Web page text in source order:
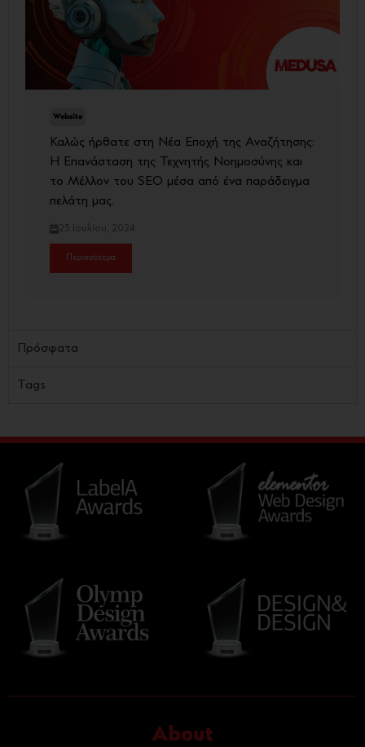
Website
Καλώς ήρθατε στη Νέα Εποχή της Αναζήτησης:
Η Επανάσταση της Τεχνητής Νοημοσύνης και
το Μέλλον του SEO μέσα από ένα παράδειγμα
πελάτη μας.
25 Ιουλίου, 2024
Περισσότερα
Πρόσφατα
Tags
About